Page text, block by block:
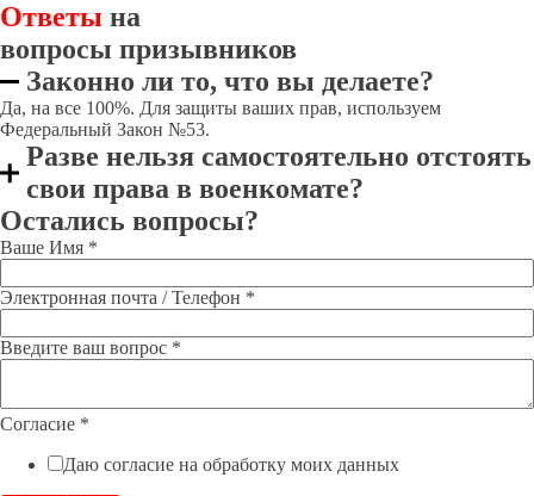
Ответы на
вопросы призывников
Законно ли то, что вы делаете?
Да, на все 100%. Для защиты ваших прав, используем
Федеральный Закон №53.
Разве нельзя самостоятельно отстоять
свои права в военкомате?
Остались вопросы?
Ваше Имя *
Электронная почта / Телефон *
Введите ваш вопрос *
Согласие *
Даю согласие на обработку моих данных